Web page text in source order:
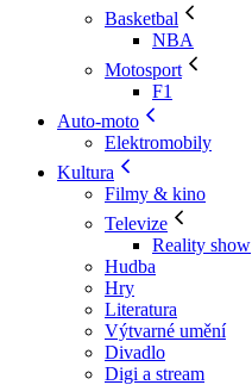
Basketbal
NBA
Motosport
F1
Auto-moto
Elektromobily
Kultura
Filmy & kino
Televize
Reality show
Hudba
Hry
Literatura
Výtvarné umění
Divadlo
Digi a stream